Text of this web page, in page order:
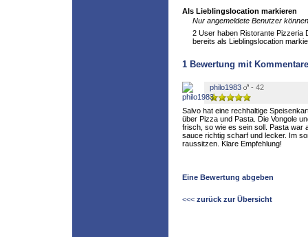
Als Lieblingslocation markieren
Nur angemeldete Benutzer
2 User haben Ristorante Pizzeria
bereits als Lieblingslocation
1 Bewertung mit
philo1983 - 42
Salvo hat eine rechhaltige
über Pizza und Pasta. Die Vongole
frisch, so wie es sein soll. Pasta war
sauce richtig scharf und lecker. Im
raussitzen. Klare Empfehlung!
Eine Bewertung abgeben
<<< zurück zur Übersicht